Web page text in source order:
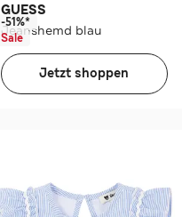
GUESS
Jeanshemd blau
-51%*
Sale
Jetzt shoppen